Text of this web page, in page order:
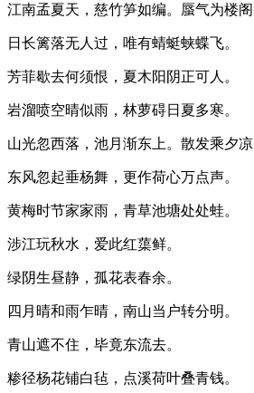
江南孟夏天，慈竹笋如编。蜃气为楼阁
日长篱落无人过，唯有蜻蜓蛱蝶飞。
芳菲歇去何须恨，夏木阳阴正可人。
岩溜喷空晴似雨，林萝碍日夏多寒。
山光忽西落，池月渐东上。散发乘夕凉
东风忽起垂杨舞，更作荷心万点声。
黄梅时节家家雨，青草池塘处处蛙。
涉江玩秋水，爱此红蕖鲜。
绿阴生昼静，孤花表春余。
四月晴和雨乍晴，南山当户转分明。
青山遮不住，毕竟东流去。
糁径杨花铺白毡，点溪荷叶叠青钱。